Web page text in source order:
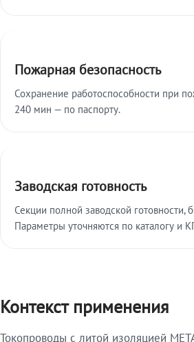
Пожарная безопасность
Сохранение работоспособности при
240 мин — по паспорту.
Заводская готовность
Секции полной заводской готовности,
Параметры уточняются по каталогу и
Контекст применения
Токопроводы с литой изоляцией